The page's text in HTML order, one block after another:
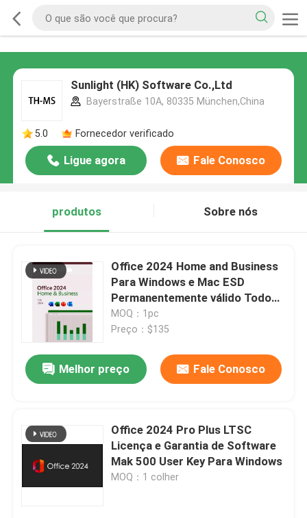
Sunlight (HK) Software Co.,Ltd
Bayerstraße 10A, 80335 München,China
5.0 Fornecedor verificado
Ligue agora Fale Conosco
produtos Sobre nós
Office 2024 Home and Business
Para Windows e Mac ESD
Permanentemente válido Todos
os idiomas
MOQ：1pc
Preço：$135
Melhor preço Fale Conosco
Office 2024 Pro Plus LTSC
Licença e Garantia de Software
Mak 500 User Key Para Windows
MOQ：1 colher